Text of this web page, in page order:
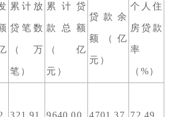
累计放
贷笔数
（万
笔）
累计贷
款总额
（亿
元）
贷款余
额（亿
元）
个人住
房贷款
率
（%）
321.91 9640.00 4701.37 72.49